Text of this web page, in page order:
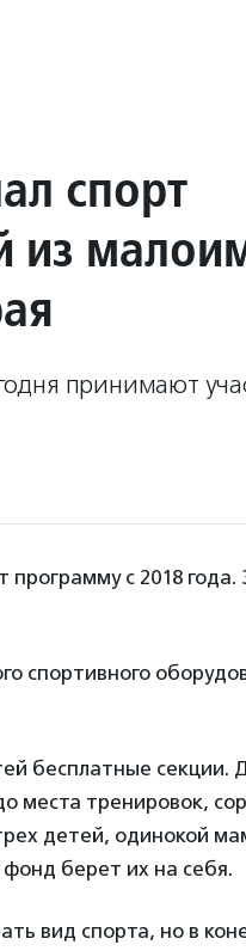
спорт
из
принимают
с 2018 года.
спортивного
бесплатные секции.
места тренировок,
детей, одинокой
берет их на себя.
вид спорта, но в